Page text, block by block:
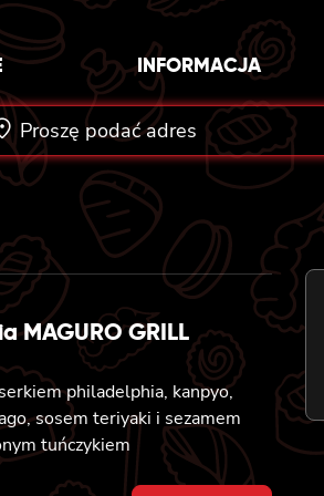
INFORMACJA
Proszę podać adres
MAGURO GRILL
philadelphia, kanpyo,
sosem teriyaki i sezamem
tuńczykiem